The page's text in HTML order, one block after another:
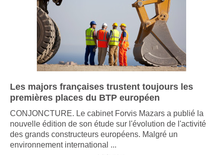
Les majors françaises trustent toujours les
premières places du BTP européen
CONJONCTURE. Le cabinet Forvis Mazars a publié la
nouvelle édition de son étude sur l'évolution de l'activité
des grands constructeurs européens. Malgré un